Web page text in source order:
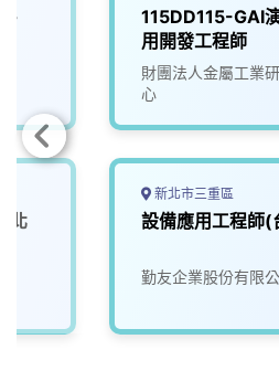
-
北
115DD115-GAI
用開發工程師
財團法人金屬工業
心
新北市三重區
設備應用工程師(
勤友企業股份有限